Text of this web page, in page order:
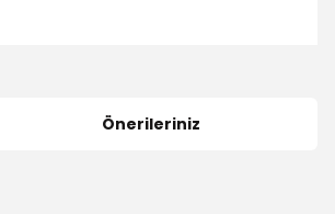
Önerileriniz